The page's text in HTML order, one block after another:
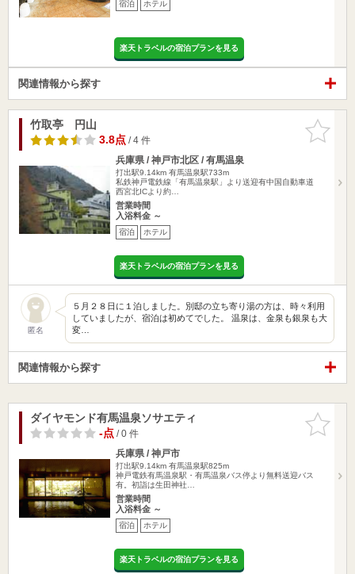
宿泊 ホテル
楽天トラベルの宿泊プランを見る
関連情報から探す
お気に入
りに追加
竹取亭 円山
3.8点/ 4 件
兵庫県 / 神戸市北区 / 有馬温泉
打出駅9.14km 有馬温泉駅733m
私鉄神戸電鉄線「有馬温泉駅」より送迎有中国自動車道
西宮北ICより約…
営業時間
入浴料金 ～
宿泊 ホテル
楽天トラベルの宿泊プランを見る
匿名
５月２８日に１泊しました。別邸の立ち寄り湯の方は、時々利用
していましたが、宿泊は初めてでした。 温泉は、金泉も銀泉も大
変…
関連情報から探す
お気に入
りに追加
ダイヤモンド有馬温泉ソサエティ
-点/ 0 件
兵庫県 / 神戸市
打出駅9.14km 有馬温泉駅825m
神戸電鉄有馬温泉駅・有馬温泉バス停より無料送迎バス
有。初詣は生田神社…
営業時間
入浴料金 ～
宿泊 ホテル
楽天トラベルの宿泊プランを見る